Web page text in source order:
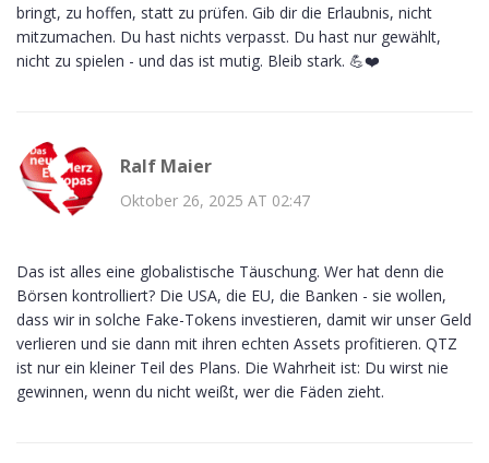
bringt, zu hoffen, statt zu prüfen. Gib dir die Erlaubnis, nicht
mitzumachen. Du hast nichts verpasst. Du hast nur gewählt,
nicht zu spielen - und das ist mutig. Bleib stark. 💪❤️
Ralf Maier
Oktober 26, 2025 AT 02:47
Das ist alles eine globalistische Täuschung. Wer hat denn die
Börsen kontrolliert? Die USA, die EU, die Banken - sie wollen,
dass wir in solche Fake-Tokens investieren, damit wir unser Geld
verlieren und sie dann mit ihren echten Assets profitieren. QTZ
ist nur ein kleiner Teil des Plans. Die Wahrheit ist: Du wirst nie
gewinnen, wenn du nicht weißt, wer die Fäden zieht.